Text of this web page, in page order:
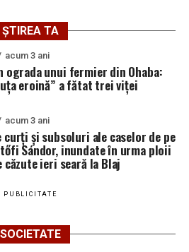
ȘTIREA TA
acum 3 ani
ograda unui fermier din Ohaba:
eroină” a fătat trei viței
acum 3 ani
curți și subsoluri ale caselor de pe
Sándor, inundate în urma ploii
ieri seară la Blaj
PUBLICITATE
SOCIETATE